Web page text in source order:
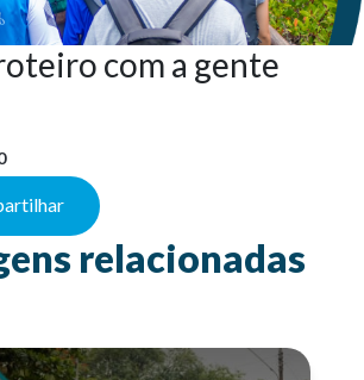
com a gente
relacionadas